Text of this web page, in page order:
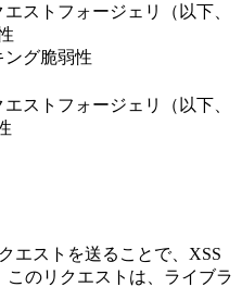
ストフォージェリ（以下、
ング脆弱性
ストフォージェリ（以下、
エスト を送ることで、XSS
のリクエストは、ライブラ